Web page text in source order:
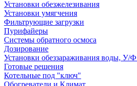
Установки обезжелезивания
Установки умягчения
Фильтрующие загрузки
Пурифайеры
Системы обратного осмоса
Дозирование
Установки обеззараживания воды, У/
Готовые решения
Котельные под "ключ"
Обогреватели и Климат